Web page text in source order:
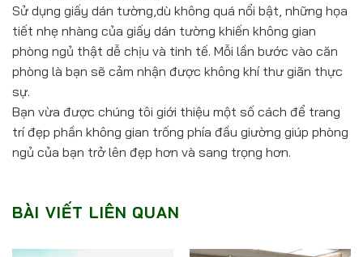
Sử dụng giấy dán tường,dù không quá nổi bật, những họa
tiết nhẹ nhàng của giấy dán tường khiến không gian
phòng ngủ thật dễ chịu và tinh tế. Mỗi lần bước vào căn
phòng là bạn sẽ cảm nhận được không khí thư giãn thực
sự.
Bạn vừa được chúng tôi giới thiệu một số cách để trang
trí đẹp phần không gian trống phía đầu giường giúp phòng
ngủ của bạn trở lên đẹp hơn và sang trọng hơn.
BÀI VIẾT LIÊN QUAN